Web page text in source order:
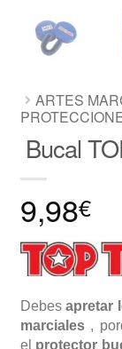
ARTES
Bucal
9,98€
Debesapretar
marciales,
el protector